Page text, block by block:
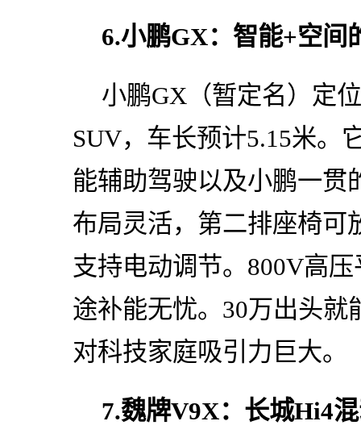
6.小鹏GX：智能+空间
小鹏GX（暂定名）定
SUV，车长预计5.15米。
能辅助驾驶以及小鹏一贯
布局灵活，第二排座椅可
支持电动调节。800V高
途补能无忧。30万出头
对科技家庭吸引力巨大。
7.魏牌V9X：长城Hi4